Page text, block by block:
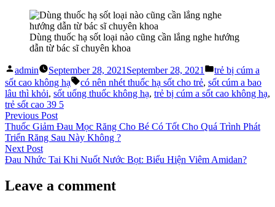
Dùng thuốc hạ sốt loại nào cũng cần lắng nghe hướng
dẫn từ bác sĩ chuyên khoa
Posted
by
admin September 28, 2021 September 28, 2021
Posted
in
trẻ bị cúm a
sốt cao không hạ
Tags:
có nên nhét thuốc hạ sốt cho trẻ, sốt cúm a bao
lâu thì khỏi, sốt uống thuốc không hạ, trẻ bị cúm a sốt cao không hạ,
trẻ sốt cao 39 5
Post
navigation
Previous PostPrevious
post:
Thuốc Giảm Đau Mọc Răng Cho Bé Có Tốt Cho Quá Trình Phát
Triển Răng Sau Này Không ?
Next PostNext
post:
Đau Nhức Tai Khi Nuốt Nước Bọt: Biểu Hiện Viêm Amidan?
Leave a comment